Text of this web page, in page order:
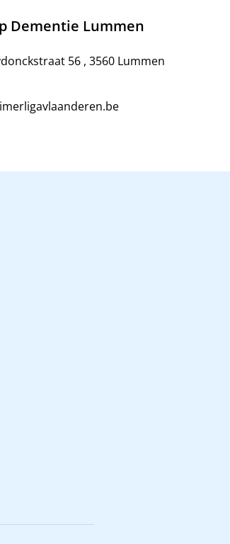
Dementie Lummen
56 , 3560 Lummen